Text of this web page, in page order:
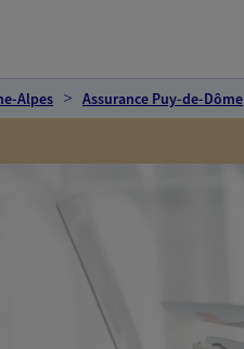
Alpes Assurance Puy-de-Dôme